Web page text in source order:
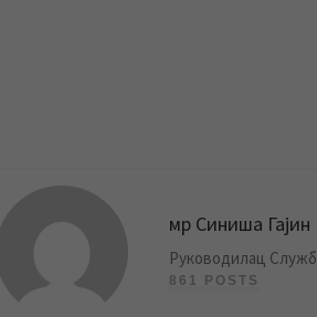
мр Синиша Гајин
Руководилац
861 POSTS